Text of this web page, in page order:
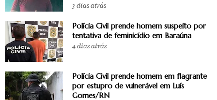
3 dias atrás
Polícia Civil prende homem suspeito por
tentativa de feminicídio em Baraúna
4 dias atrás
Polícia Civil prende homem em flagrante
por estupro de vulnerável em Luís
Gomes/RN